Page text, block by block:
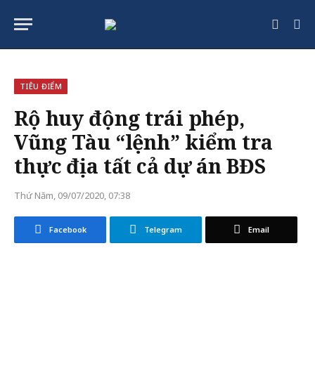
TIÊU ĐIỂM
Rộ huy động trái phép,
Vũng Tàu “lệnh” kiểm tra
thực địa tất cả dự án BĐS
Thứ Năm, 09/07/2020, 07:38
Facebook Telegram Email